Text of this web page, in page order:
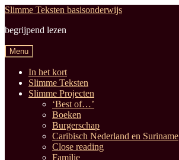
Ga
naar
Ga
de
Slimme Teksten basisonderwijs
begrijpend lezen
Menu
In het kort
Slimme Teksten
Slimme Projecten
‘Best of…’
Boeken
Burgerschap
Caribisch Nederland en Suriname
Close reading
Familie